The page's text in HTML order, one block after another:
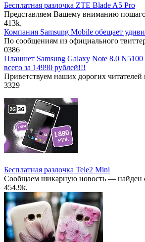
Бесплатная разлочка ZTE Blade A5 Pro
Представляем Вашему вниманию
413k.
Компания Samsung Mobile обещает
По сообщениям из официального
0386
Планшет Samsung Galaxy Note 8.0
всего за 14990 рублей!!!
Приветствуем наших дорогих читателей
3329
Бесплатная разлочка Tele2 Mini
Сообщаем шикарную новость — найден
454.9k.